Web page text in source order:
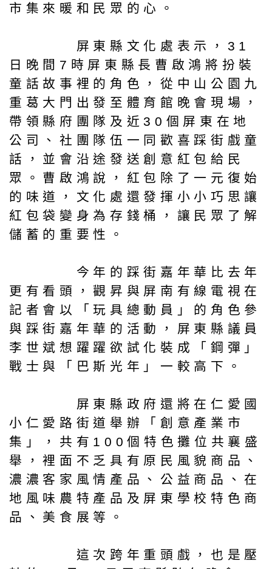
市集來暖和民眾的心。
屏東縣文化處表示，31
日晚間7時屏東縣長曹啟鴻將扮裝
童話故事裡的角色，從中山公園九
重葛大門出發至體育館晚會現場，
帶領縣府團隊及近30個屏東在地
公司、社團隊伍一同歡喜踩街戲童
話，並會沿途發送創意紅包給民
眾。曹啟鴻說，紅包除了一元復始
的味道，文化處還發揮小小巧思讓
紅包袋變身為存錢桶，讓民眾了解
儲蓄的重要性。
今年的踩街嘉年華比去年
更有看頭，觀昇與屏南有線電視在
記者會以「玩具總動員」的角色參
與踩街嘉年華的活動，屏東縣議員
李世斌想躍躍欲試化裝成「鋼彈」
戰士與「巴斯光年」一較高下。
屏東縣政府還將在仁愛國
小仁愛路街道舉辦「創意產業市
集」，共有100個特色攤位共襄盛
舉，裡面不乏具有原民風貌商品、
濃濃客家風情產品、公益商品、在
地風味農特產品及屏東學校特色商
品、美食展等。
這次跨年重頭戲，也是壓